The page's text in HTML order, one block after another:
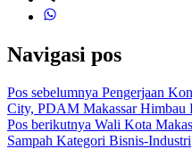
Navigasi pos
Pos sebelumnya Pengerjaan
City, PDAM Makassar Himbau
Pos berikutnya Wali Kota
Sampah Kategori Bisnis-Industri